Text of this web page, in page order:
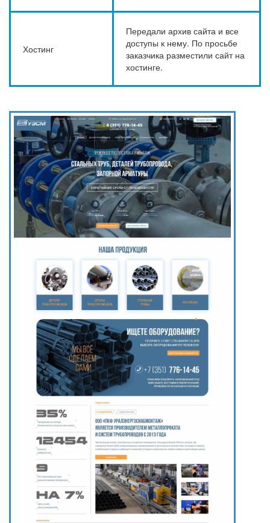
Хостинг
Передали архив сайта и все
доступы к нему. По просьбе
заказчика разместили сайт на
хостинге.